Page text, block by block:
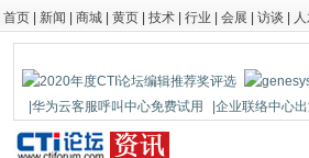
首页 新闻 商城 黄页 技术 行业 会展 访谈
|华为云客服呼叫中心免费试用 |企业联络中心
|鼎信通达新一代语音网关DAG1000-4S